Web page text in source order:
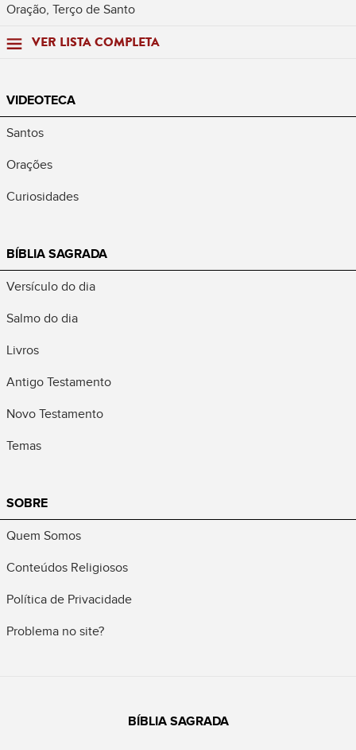
Oração, Terço de Santo
VER LISTA COMPLETA
VIDEOTECA
Santos
Orações
Curiosidades
BÍBLIA SAGRADA
Versículo do dia
Salmo do dia
Livros
Antigo Testamento
Novo Testamento
Temas
SOBRE
Quem Somos
Conteúdos Religiosos
Política de Privacidade
Problema no site?
BÍBLIA SAGRADA